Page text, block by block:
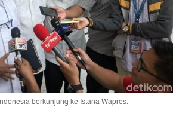
berkunjung ke Istana Wapres.